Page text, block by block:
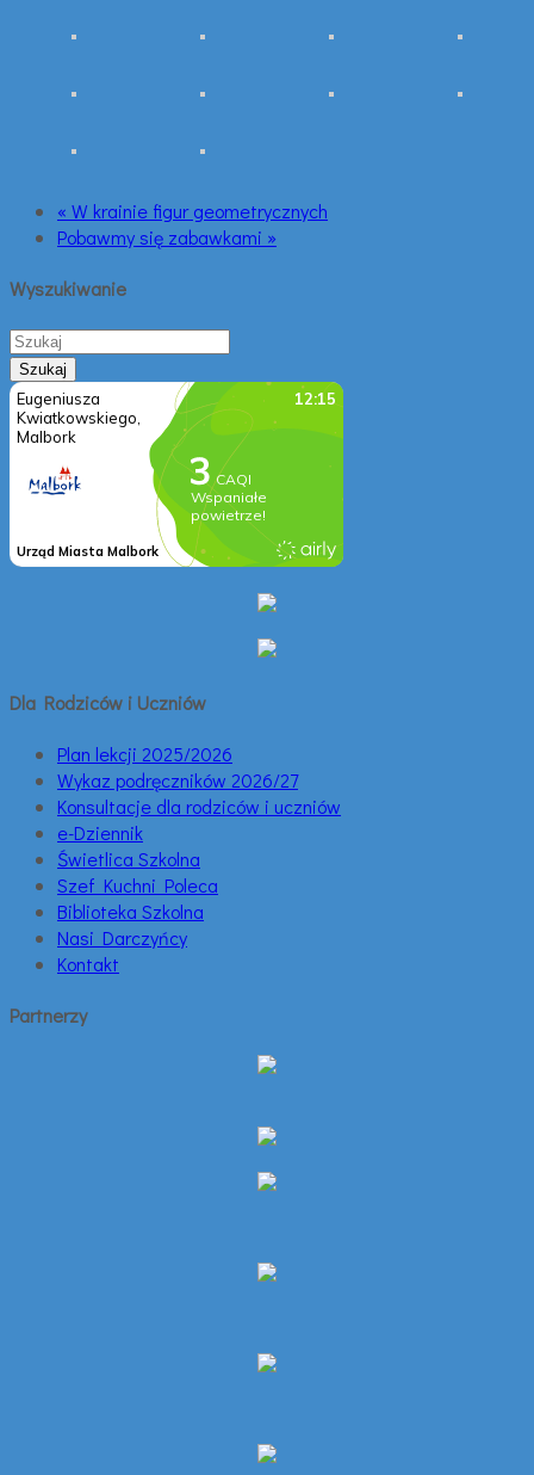
« W krainie figur geometrycznych
Pobawmy się zabawkami »
Wyszukiwanie
Dla Rodziców i Uczniów
Plan lekcji 2025/2026
Wykaz podręczników 2026/27
Konsultacje dla rodziców i uczniów
e-Dziennik
Świetlica Szkolna
Szef Kuchni Poleca
Biblioteka Szkolna
Nasi Darczyńcy
Kontakt
Partnerzy